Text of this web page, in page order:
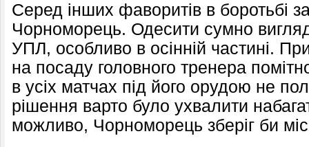
Серед інших фаворитів в боротьбі
Чорноморець. Одесити сумно
УПЛ, особливо в осінній частині.
на посаду головного тренера
в усіх матчах під його орудою не
рішення варто було ухвалити
можливо, Чорноморець зберіг би